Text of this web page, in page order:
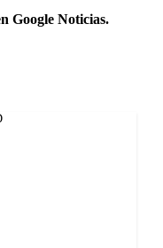
Google Noticias.